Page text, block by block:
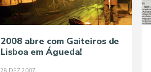
2008 abre com Gaiteiros de
Lisboa em Águeda!